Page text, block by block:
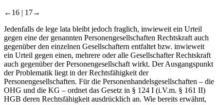
←16 | 17→
Jedenfalls de lege lata bleibt jedoch fraglich, inwieweit ein Urteil
gegen eine der genannten Personengesellschaften Rechtskraft auch
gegenüber den einzelnen Gesellschaftern entfaltet bzw. inwieweit
ein Urteil gegen einen, mehrere oder alle Gesellschafter Rechtskraft
auch gegenüber der Personengesellschaft wirkt. Der Ausgangspunkt
der Problematik liegt in der Rechtsfähigkeit der
Personengesellschaften. Für die Personenhandelsgesellschaften –​ die
OHG und die KG –​ ordnet das Gesetz in § 124 I (i.V.m. § 161 II)
HGB deren Rechtsfähigkeit ausdrücklich an. Wie bereits erwähnt,